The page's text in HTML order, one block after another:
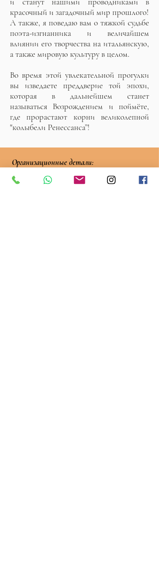
красочный и загадочный мир прошлого!
А также, я поведаю вам о тяжкой судьбе
поэта-изгнанника и величайшем
влиянии его творчества на итальянскую,
а также мировую культуру в целом.
Во время этой увлекательной прогулки
вы изведаете преддверие той эпохи,
которая в дальнейшем станет
называться Возрождением и поймёте,
где прорастают корни великолепной
"колыбели Ренессанса”!
Организационные детали:
Способ передвижения: пеший